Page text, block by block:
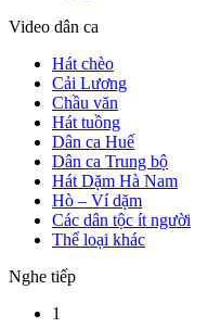
Video dân ca
Hát chèo
Cải Lương
Chầu văn
Hát tuồng
Dân ca Huế
Dân ca Trung bộ
Hát Dặm Hà Nam
Hò – Ví dặm
Các dân tộc ít người
Thể loại khác
Nghe tiếp
1